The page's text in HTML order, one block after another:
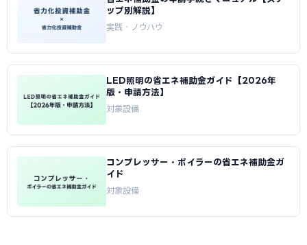
ップ別解説】
実践・ノウハウ
LED照明の省エネ補助金ガイド【2026年
版・申請方法】
対象設備
コンプレッサー・ボイラーの省エネ補助金ガ
イド
対象設備